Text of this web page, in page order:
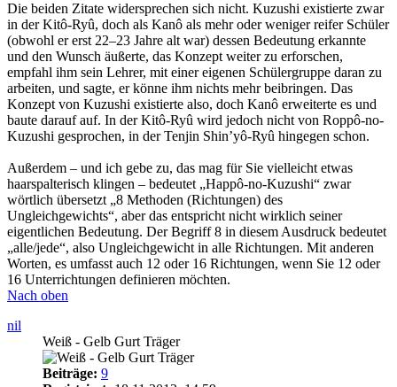
Die beiden Zitate widersprechen sich nicht. Kuzushi existierte zwar
in der Kitô-Ryû, doch als Kanô als mehr oder weniger reifer Schüler
(obwohl er erst 22–23 Jahre alt war) dessen Bedeutung erkannte
und den Wunsch äußerte, das Konzept weiter zu erforschen,
empfahl ihm sein Lehrer, mit einer eigenen Schülergruppe daran zu
arbeiten, und sagte, er könne ihm nichts mehr beibringen. Das
Konzept von Kuzushi existierte also, doch Kanô erweiterte es und
baute darauf auf. In der Kitô-Ryû wird jedoch nicht von Roppô-no-
Kuzushi gesprochen, in der Tenjin Shin’yô-Ryû hingegen schon.
Außerdem – und ich gebe zu, das mag für Sie vielleicht etwas
haarspalterisch klingen – bedeutet „Happô-no-Kuzushi“ zwar
wörtlich übersetzt „8 Methoden (Richtungen) des
Ungleichgewichts“, aber das entspricht nicht wirklich seiner
eigentlichen Bedeutung. Der Begriff 8 in diesem Ausdruck bedeutet
„alle/jede“, also Ungleichgewicht in alle Richtungen. Mit anderen
Worten, es umfasst auch 12 oder 16 Richtungen, wenn Sie 12 oder
16 Unterrichtungen definieren möchten.
Nach oben
nil
Weiß - Gelb Gurt Träger
Beiträge: 9